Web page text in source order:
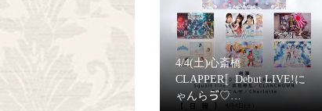
4/4(土)心斎橋
CLAPPER〚Debut LIVE!に
ゃんらゔ♡…